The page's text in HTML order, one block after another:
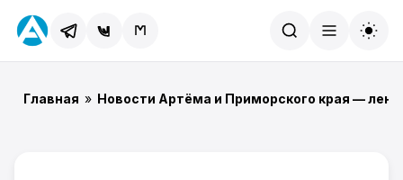
Главная » Новости Артёма и Приморского края —